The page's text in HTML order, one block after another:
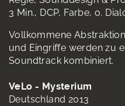
3 Min., DCP, Farbe, o.
Vollkommene
und Eingriffe werden zu
Soundtrack kombiniert.
VeLo - Mysterium
Deutschland 2013